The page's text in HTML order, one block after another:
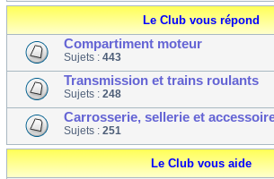
Le Club vous répond
Compartiment moteur
Sujets : 443
Transmission et trains roulants
Sujets : 248
Carrosserie, sellerie et
Sujets : 251
Le Club vous aide